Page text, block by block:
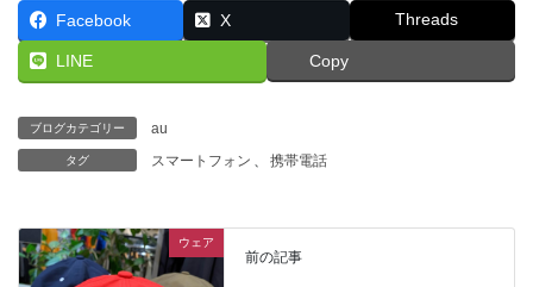
Facebook X Threads
LINE Copy
ブログカテゴリー au
タグ スマートフォン 、 携帯電話
ウェア
前の記事